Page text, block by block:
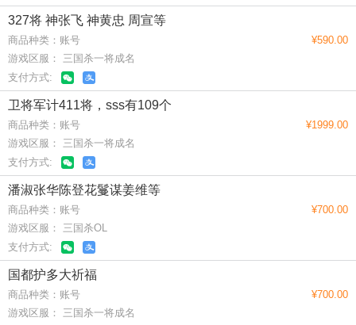
327将 神张飞 神黄忠 周宣等
商品种类：账号
游戏区服： 三国杀一将成名
支付方式:
¥590.00
卫将军计411将，sss有109个
商品种类：账号
游戏区服： 三国杀一将成名
支付方式:
¥1999.00
潘淑张华陈登花鬘谋姜维等
商品种类：账号
游戏区服： 三国杀OL
支付方式:
¥700.00
国都护多大祈福
商品种类：账号
游戏区服： 三国杀一将成名
¥700.00